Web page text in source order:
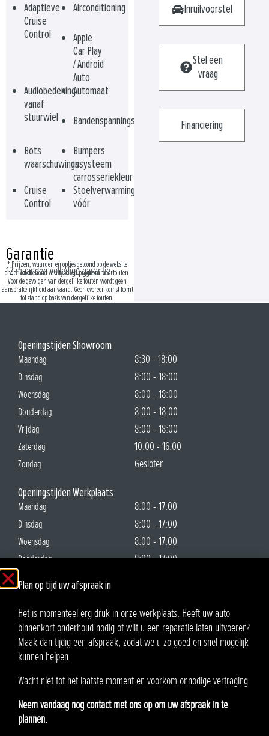
Adaptieve
Cruise
Control
Airconditioning
Apple
Car Play
/ Android
Auto
Audiobedening
vanaf
stuurwiel
Automaat
Bandenspanningscontrolesysteem
Bots
waarschuwingssysteem
Bumpers
in
carrosseriekleur
Cruise
Control
Stoelverwarming
vóór
Garantie
12 maanden volledige garantie
* Prijzen, waarden en opties getoond op de website
onder voorbehoud van type- en programmeerfouten.
Voor de gevolgen van dergelijke fouten wordt geen
aansprakelijkheid aanvaard. Geen overeenkomst komt
tot stand op basis van dergelijke fouten.
Inruilvoorstel
Stel een
vraag
Financiering
Openingstijden Showroom
Maandag 8:30 - 18:00
Dinsdag 8:00 - 18:00
Woensdag 8:00 - 18:00
Donderdag 8:00 - 18:00
Vrijdag 8:00 - 18:00
Zaterdag 10:00 - 16:00
Zondag
Gesloten
Openingstijden Werkplaats
Maandag 8:00 - 17:00
Dinsdag 8:00 - 17:00
Woensdag 8:00 - 17:00
Donderdag 8:00 - 17:00
Zaterdag
Zondag Gesloten
Auto Ruiter B.V.
Oosteinde 21
BTW: NL865.370862.B01
Plan op tijd uw afspraak in
Het is momenteel erg druk in onze werkplaats. Heeft uw auto
binnenkort onderhoud nodig of wilt u een reparatie laten uitvoeren?
Maak dan tijdig een afspraak, zodat we u zo goed en snel mogelijk
kunnen helpen.
Wacht niet tot het laatste moment en voorkom onnodige vertraging.
Neem vandaag nog contact met ons op om uw afspraak in te
plannen.